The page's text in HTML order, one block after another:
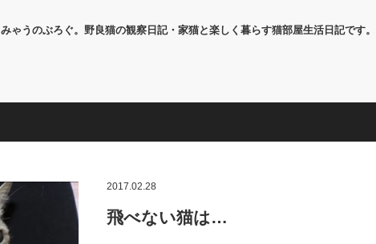
みゃうのぶろぐ。野良猫の観察日記・家猫と楽しく暮らす猫部屋生活日記です。
2017.02.28
飛べない猫は…